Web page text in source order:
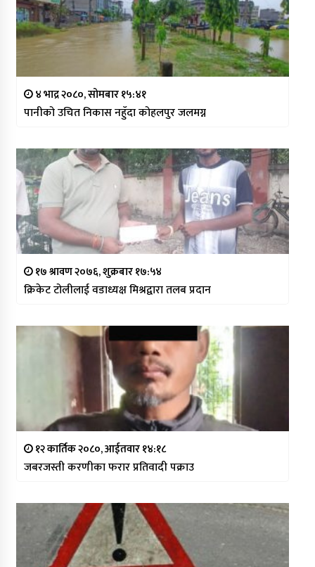
४ भाद्र २०८०, सोमबार १५:४१
पानीको उचित निकास नहुँदा कोहलपुर जलमग्न
१७ श्रावण २०७६, शुक्रबार १७:५४
क्रिकेट टोलीलाई वडाध्यक्ष मिश्रद्वारा तलब प्रदान
१२ कार्तिक २०८०, आईतवार १४:१८
जबरजस्ती करणीका फरार प्रतिवादी पक्राउ